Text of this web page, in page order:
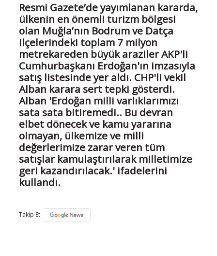
Resmi Gazete’de yayımlanan kararda,
ülkenin en önemli turizm bölgesi
olan Muğla’nın Bodrum ve Datça
ilçelerindeki toplam 7 milyon
metrekareden büyük araziler AKP'li
Cumhurbaşkanı Erdoğan'ın imzasıyla
satış listesinde yer aldı. CHP'li vekil
Alban karara sert tepki gösterdi.
Alban 'Erdoğan milli varlıklarımızı
sata sata bitiremedi.. Bu devran
elbet dönecek ve kamu yararına
olmayan, ülkemize ve milli
değerlerimize zarar veren tüm
satışlar kamulaştırılarak milletimize
geri kazandırılacak.' ifadelerini
kullandı.
Takip Et